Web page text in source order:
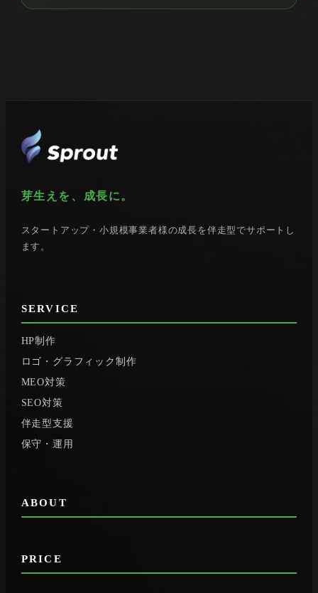
芽生えを、成長に。
スタートアップ・小規模事業者様の成長を伴走型でサポートし
ます。
SERVICE
HP制作
ロゴ・グラフィック制作
MEO対策
SEO対策
伴走型支援
保守・運用
ABOUT
PRICE